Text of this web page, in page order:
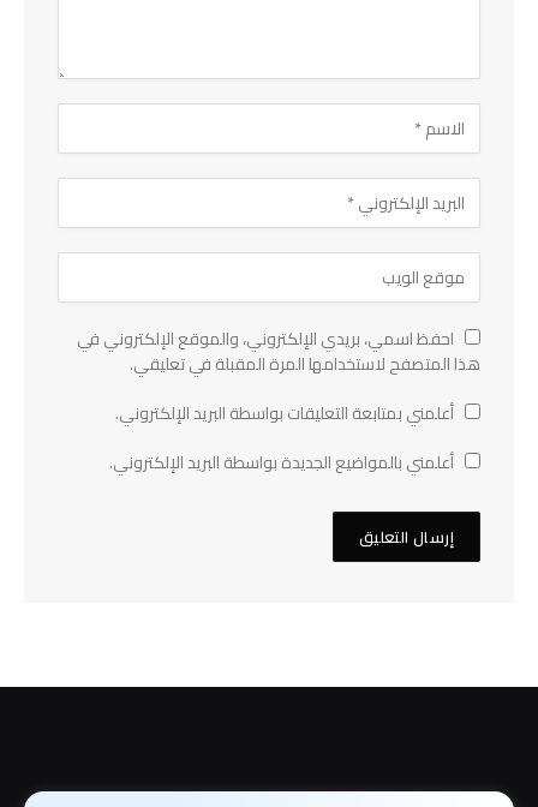
احفظ اسمي، بريدي الإلكتروني، والموقع الإلكتروني في
هذا المتصفح لاستخدامها المرة المقبلة في تعليقي.
أعلمني بمتابعة التعليقات بواسطة البريد الإلكتروني.
أعلمني بالمواضيع الجديدة بواسطة البريد الإلكتروني.